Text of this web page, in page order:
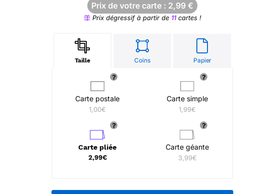
Prix de votre carte : 2,99 €
Prix dégressif à partir de 11cartes !
Taille Coins Papier
Carte postale
1,00€
Carte simple
1,99€
Carte pliée
2,99€
Carte géante
3,99€